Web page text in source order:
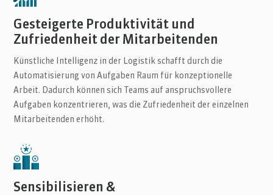
Gesteigerte Produktivität und
Zufriedenheit der Mitarbeitenden
Künstliche Intelligenz in der Logistik schafft durch die
Automatisierung von Aufgaben Raum für konzeptionelle
Arbeit. Dadurch können sich Teams auf anspruchsvollere
Aufgaben konzentrieren, was die Zufriedenheit der einzelnen
Mitarbeitenden erhöht.
Sensibilisieren &